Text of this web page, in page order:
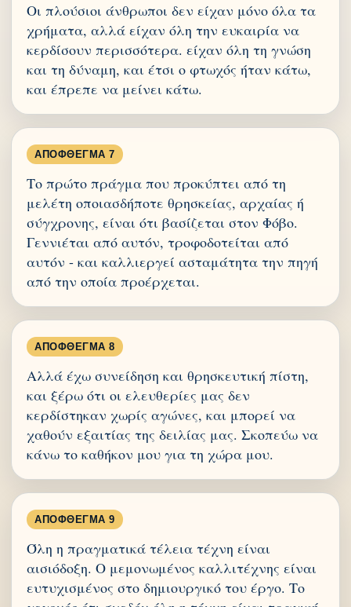
Οι πλούσιοι άνθρωποι δεν είχαν μόνο όλα τα
χρήματα, αλλά είχαν όλη την ευκαιρία να
κερδίσουν περισσότερα. είχαν όλη τη γνώση
και τη δύναμη, και έτσι ο φτωχός ήταν κάτω,
και έπρεπε να μείνει κάτω.
ΑΠΌΦΘΕΓΜΑ 7
Το πρώτο πράγμα που προκύπτει από τη
μελέτη οποιασδήποτε θρησκείας, αρχαίας ή
σύγχρονης, είναι ότι βασίζεται στον Φόβο.
Γεννιέται από αυτόν, τροφοδοτείται από
αυτόν - και καλλιεργεί ασταμάτητα την πηγή
από την οποία προέρχεται.
ΑΠΌΦΘΕΓΜΑ 8
Αλλά έχω συνείδηση και θρησκευτική πίστη,
και ξέρω ότι οι ελευθερίες μας δεν
κερδίστηκαν χωρίς αγώνες, και μπορεί να
χαθούν εξαιτίας της δειλίας μας. Σκοπεύω να
κάνω το καθήκον μου για τη χώρα μου.
ΑΠΌΦΘΕΓΜΑ 9
Όλη η πραγματικά τέλεια τέχνη είναι
αισιόδοξη. Ο μεμονωμένος καλλιτέχνης είναι
ευτυχισμένος στο δημιουργικό του έργο. Το